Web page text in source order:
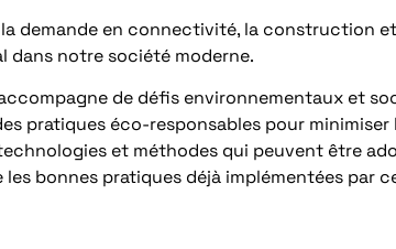
demande en connectivité, la construction
dans notre société moderne.
de défis environnementaux et
pratiques éco-responsables pour
et méthodes qui peuvent être
bonnes pratiques déjà implémentées par